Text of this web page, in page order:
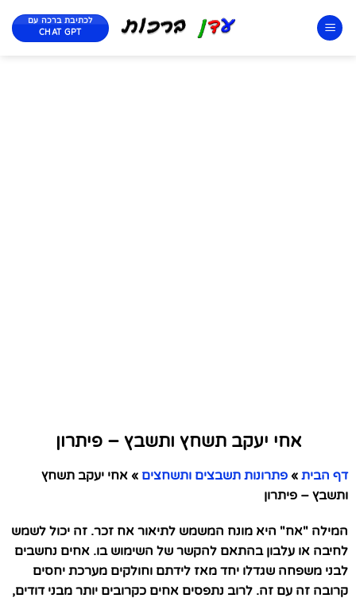
לכתיבת ברכה עם
CHAT GPT
אחי יעקב תשחץ ותשבץ – פיתרון
דף הבית » פתרונות תשבצים ותשחצים » אחי יעקב תשחץ
ותשבץ – פיתרון
המילה "אח" היא מונח המשמש לתיאור אח זכר. זה יכול לשמש
לחיבה או עלבון בהתאם להקשר של השימוש בו. אחים נחשבים
לבני משפחה שגדלו יחד מאז לידתם וחולקים מערכת יחסים
קרובה זה עם זה. לרוב נתפסים אחים כקרובים יותר מבני דודים,